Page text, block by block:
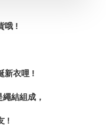
哦 !
新衣哩 !
結組成，
!